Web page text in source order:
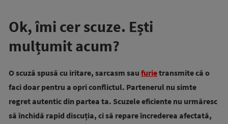
Ok, îmi cer scuze. Ești
mulțumit acum?
O scuză spusă cu iritare, sarcasm sau furietransmite că o
faci doar pentru a opri conflictul. Partenerul nu simte
regret autentic din partea ta. Scuzele eficiente nu urmăresc
să închidă rapid discuția, ci să repare încrederea afectată,